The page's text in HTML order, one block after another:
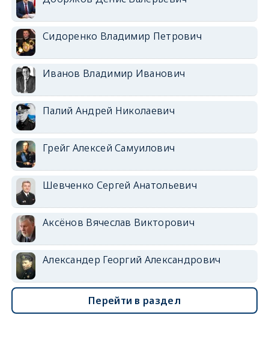
Сидоренко Владимир Петрович
Иванов Владимир Иванович
Палий Андрей Николаевич
Грейг Алексей Самуилович
Шевченко Сергей Анатольевич
Аксёнов Вячеслав Викторович
Александер Георгий Александрович
Перейти в раздел